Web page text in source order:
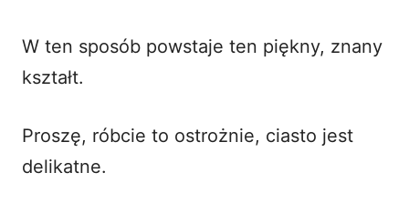
W ten sposób powstaje ten piękny, znany
kształt.
Proszę, róbcie to ostrożnie, ciasto jest
delikatne.